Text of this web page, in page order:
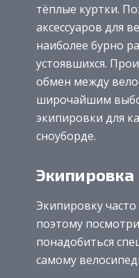
тёплые куртки.
аксессуаров для
наиболее бурно
устоявшихся.
обмен между
широчайшим
экипировки для
сноуборде.
Экипировка
Экипировку часто
поэтому
понадобиться
самому